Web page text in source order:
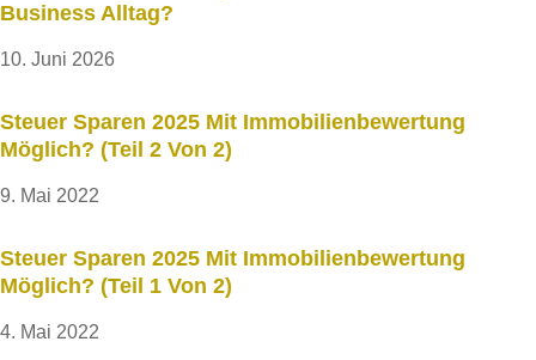
Business Alltag?
10. Juni 2026
Steuer Sparen 2025 Mit Immobilienbewertung
Möglich? (Teil 2 Von 2)
9. Mai 2022
Steuer Sparen 2025 Mit Immobilienbewertung
Möglich? (Teil 1 Von 2)
4. Mai 2022